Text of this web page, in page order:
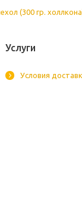
(300 гр.
Услуги
Условия